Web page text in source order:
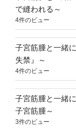
で縫われる～
4件のビュー
子宮筋腫と一緒
失禁』～
4件のビュー
子宮筋腫と一緒
子宮筋腫～
3件のビュー